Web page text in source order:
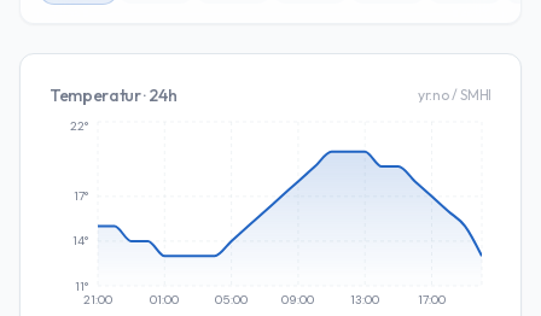
Temperatur · 24h yr.no / SMHI
21:00 01:00 05:00 09:00 13:00 17:00
11°
14°
17°
22°